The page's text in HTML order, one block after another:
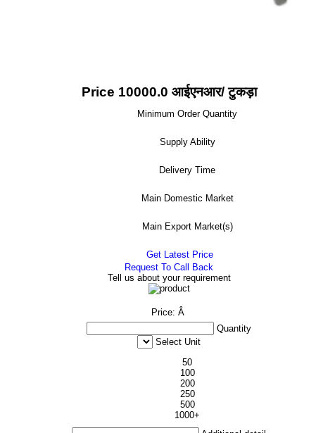
Price 10000.0 आईएनआर/ टुकड़ा
Minimum Order Quantity
Supply Ability
Delivery Time
Main Domestic Market
Main Export Market(s)
Get Latest Price
Request To Call Back
Tell us about your requirement
Price: Â
Quantity
Select Unit
50
100
200
250
500
1000+